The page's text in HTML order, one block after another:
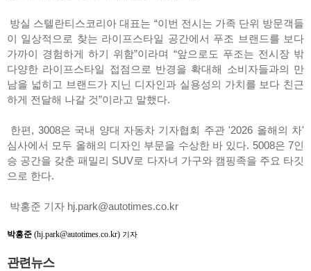
방실 스텔란티스코리아 대표는 “이번 전시는 가족 단위 방문객들
이 일상적으로 찾는 라이프스타일 공간에서 푸조 브랜드를 보다
가까이 경험하게 하기 위함”이라며 “앞으로도 푸조는 전시장 밖
다양한 라이프스타일 접점으로 반경을 확대해 소비자들과의 만
남을 넓히고 브랜드가 지닌 디자인과 실용성의 가치를 보다 친근
하게 전달해 나갈 것”이라고 말했다.
한편, 3008은 국내 양대 자동차 기자협회 주관 '2026 올해의 차'
심사에서 모두 올해의 디자인 부문을 수상한 바 있다. 5008은 7인
승 공간을 갖춘 패밀리 SUV로 다자녀 가구와 캠핑족을 주요 타깃
으로 한다.
박홍준 기자 hj.park@autotimes.co.kr
박홍준 (hj.park@autotimes.co.kr) 기자
관련뉴스